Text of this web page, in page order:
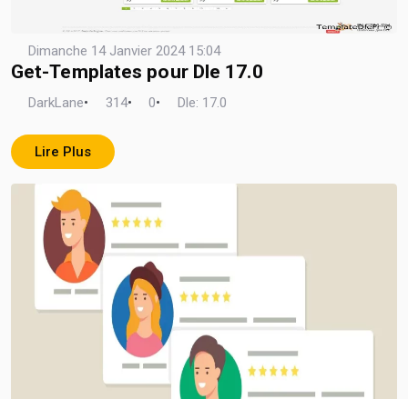
Dimanche 14 Janvier 2024 15:04
Get-Templates pour Dle 17.0
DarkLane• 314• 0• Dle: 17.0
Lire Plus